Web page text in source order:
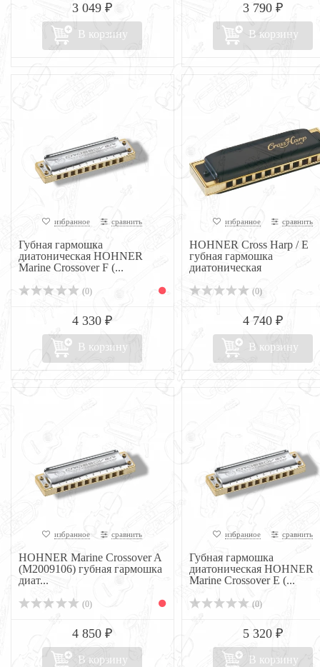
3 049 ₽
В корзину
3 790 ₽
В корзину
избранное сравнить
Губная гармошка
диатоническая HOHNER
Marine Crossover F (...
(0)
4 330 ₽
В корзину
избранное сравнить
HOHNER Cross Harp / E
губная гармошка
диатоническая
(0)
4 740 ₽
В корзину
избранное сравнить
HOHNER Marine Crossover A
(M2009106) губная гармошка
диат...
(0)
4 850 ₽
В корзину
избранное сравнить
Губная гармошка
диатоническая HOHNER
Marine Crossover E (...
(0)
5 320 ₽
В корзину